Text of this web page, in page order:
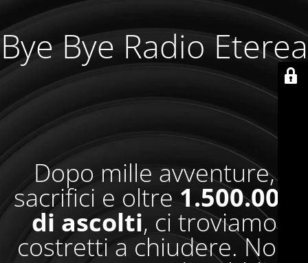
Bye Bye Radio Eterea
Dopo mille avventure,
sacrifici e oltre1.500.000
di ascolti, ci troviamo
costretti a chiudere. Non